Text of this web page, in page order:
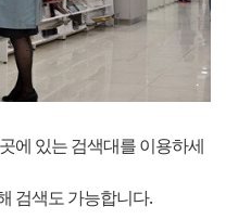
에 있는 검색대를 이용하세
검색도 가능합니다.